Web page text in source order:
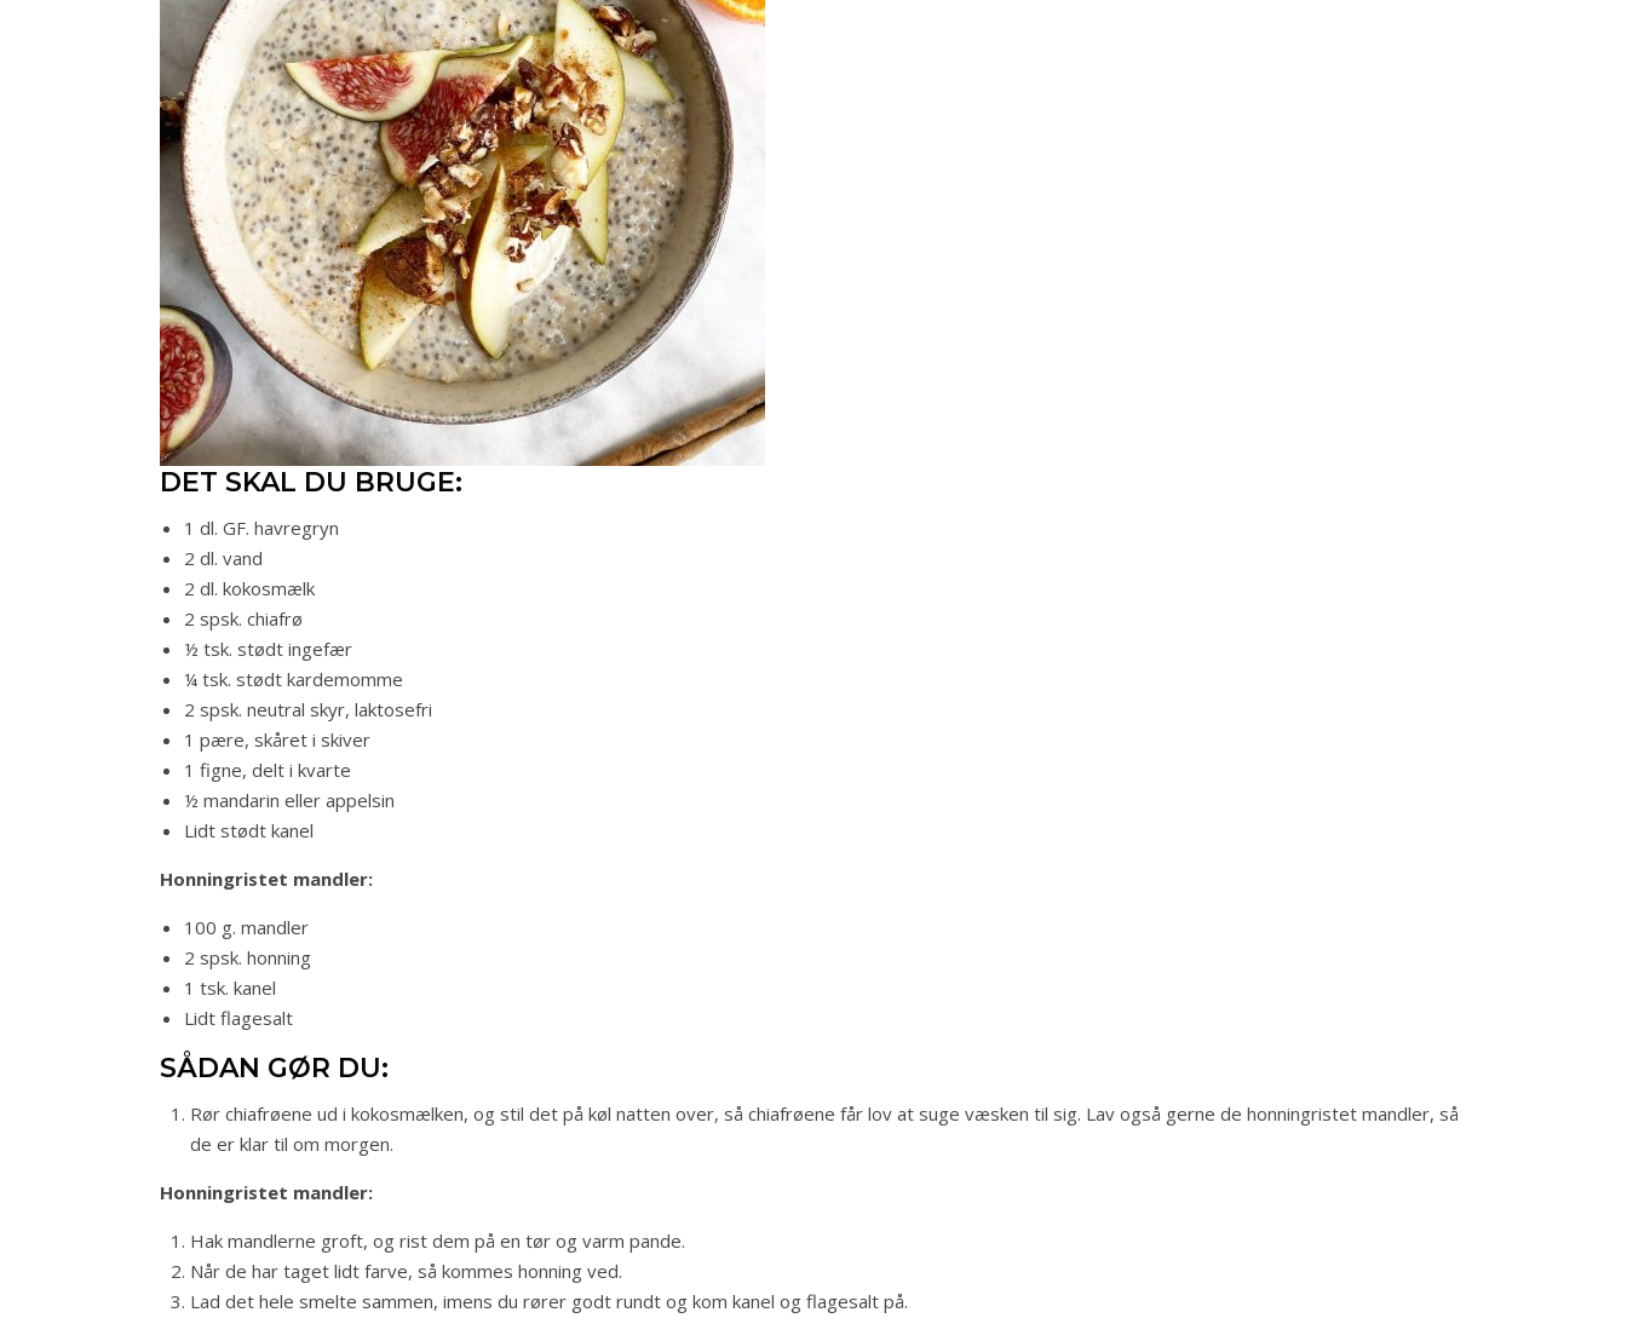
DET SKAL DU BRUGE:
1 dl. GF. havregryn
2 dl. vand
2 dl. kokosmælk
2 spsk. chiafrø
½ tsk. stødt ingefær
¼ tsk. stødt kardemomme
2 spsk. neutral skyr, laktosefri
1 pære, skåret i skiver
1 figne, delt i kvarte
½ mandarin eller appelsin
Lidt stødt kanel
Honningristet mandler:
100 g. mandler
2 spsk. honning
1 tsk. kanel
Lidt flagesalt
SÅDAN GØR DU:
Rør chiafrøene ud i kokosmælken, og stil det på køl natten over, så chiafrøene får lov at suge væsken til sig. Lav også gerne de honningristet mandler, så
de er klar til om morgen.
Honningristet mandler:
Hak mandlerne groft, og rist dem på en tør og varm pande.
Når de har taget lidt farve, så kommes honning ved.
Lad det hele smelte sammen, imens du rører godt rundt og kom kanel og flagesalt på.